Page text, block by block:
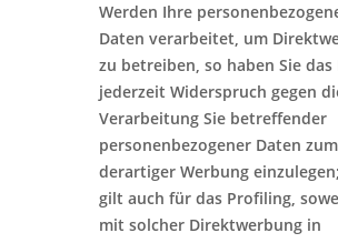
Werden Ihre
Daten verarbeitet, um
zu betreiben, so haben Sie das
jederzeit Widerspruch gegen
Verarbeitung Sie betreffender
personenbezogener Daten
derartiger Werbung
gilt auch für das Profiling,
mit solcher Direktwerbung in